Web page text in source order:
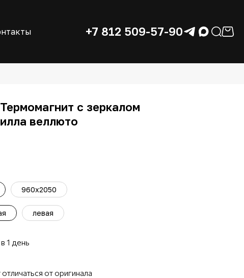
+7 812 509-57-90
с зеркалом
веллюто
960x2050
левая
1 день
от оригинала